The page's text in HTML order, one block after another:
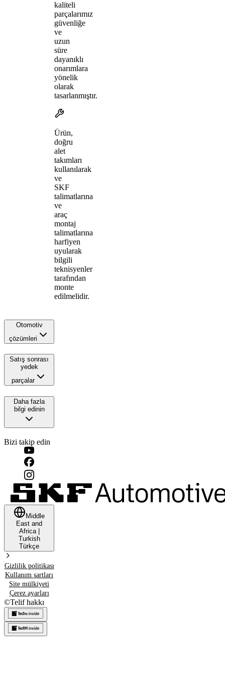
kaliteli
parçalarımız
güvenliğe
ve
uzun
süre
dayanıklı
onarımlara
yönelik
olarak
tasarlanmıştır.
Ürün,
doğru
alet
takımları
kullanılarak
ve
SKF
talimatlarına
ve
araç
montaj
talimatlarına
harfiyen
uyularak
bilgili
teknisyenler
tarafından
monte
edilmelidir.
Otomotiv
çözümleri
Satış sonrası
yedek
parçalar
Daha fazla
bilgi edinin
Bizi takip edin
Middle
East and
Africa|
Turkish
Türkçe
Gizlilik politikası
Kullanım şartları
Site mülkiyeti
Çerez ayarları
©Telif hakkı